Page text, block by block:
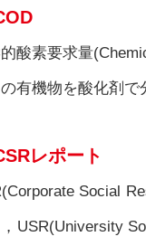
酸素要求量
有機物を酸化剤で
レポート
Social
USR(University